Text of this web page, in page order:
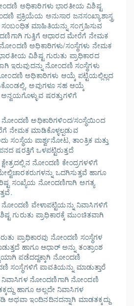
ಅಧಿಕಾರಿಗಳು ಭಾರತೀಯ ವಿಶಿಷ್ಟ
ಪ್ರಕ್ರಿಯೆಯ ಅನುಸಾರ ಜನಸಂಖ್ಯಾಶಾಸ್ತ್ರ
ಸಂಬಂಧಿತ ಮಾಹಿತಿಯನ್ನು ಸಂಗ್ರಹಿಸುವ
ಗುತ್ತಿಗೆ ಆಧಾರದ ಮೇರೆಗೆ ನೇಮಕ
ನೋಂದಣಿ ಅಧಿಕಾರಿಗಳು/ಸಂಸ್ಥೆಗಳು ನೇಮಕ
ವಿಶಿಷ್ಟ ಗುರುತು ಪ್ರಾಧಿಕಾರದ
ಇರುವುದನ್ನು ನೋಂದಣಿ ಸಂಸ್ಥೆಗಳು
ಅಧಿಕಾರಿಗಳು ಆಯ್ಕೆ ಪಟ್ಟಿಯಲ್ಲಿಲ್ಲದ
ಅವುಗಳೂ ಸಹ ಆಯ್ಕೆ
ಷರತ್ತುಗಳಿಗೆ
ಅಧಿಕಾರಿಗಳಿಂದ/ಸಂಸ್ಥೆಯಿಂದ
ನೇಮಕ ಮಾಡಿಕೊಳ್ಳಲ್ಪಡುವ
ಸಂಸ್ಥೆಯ ಪಾರ್ಶ್ವನೋಟ, ತಾಂತ್ರಿಕ ಮತ್ತು
ಷರತ್ತಿಗೆ ಒಳಪಟ್ಟಿರುತ್ತದೆ
ನೋಂದಣಿ ಕೇಂದ್ರಗಳಳಿಗೆ
ಒದಗಿಸುತ್ತವೆ ಹಾಗೂ
ಸಂಖ್ಯೆಯ ನೋಂದಣಿಗಾಗಿ ಅಗತ್ಯ
ವೇಳಾಪಟ್ಟಿಯನ್ನು ನಿವಾಸಿಗಳಿಗೆ
ಗುರುತು ಪ್ರಾಧಿಕಾರಕ್ಕೆ ಮುಂಚಿತವಾಗಿ
ಪ್ರಾಧಿಕಾರವು ನೋಂದಣಿ ಸಂಸ್ಥೆಗಳ
ಹಾಗೂ ಆಧಾರ್ ಅನ್ನು ತಂತ್ರಾಂಶ
ಪಡೆದದ್ದಕ್ಕಾಗಿ ನೋಂದಣಿ
ಸಂಸ್ಥೆಗಳಿಗೆ ಪಾವತಿಯನ್ನು ಮಾಡುತ್ತಾರೆ
ನಿವಾಸಿಗಳ ನೋಂದಣಿಗಾಗಿ ನೋಂದಣಿ
ಹಾಗೂ ಅಲ್ಲದೇ ನಿವಾಸಿಗಳ
ಅಥವಾ ಇಂದಿನದಿನದನ್ನಾಗಿ ಮಾಡತಕ್ಕದ್ದು